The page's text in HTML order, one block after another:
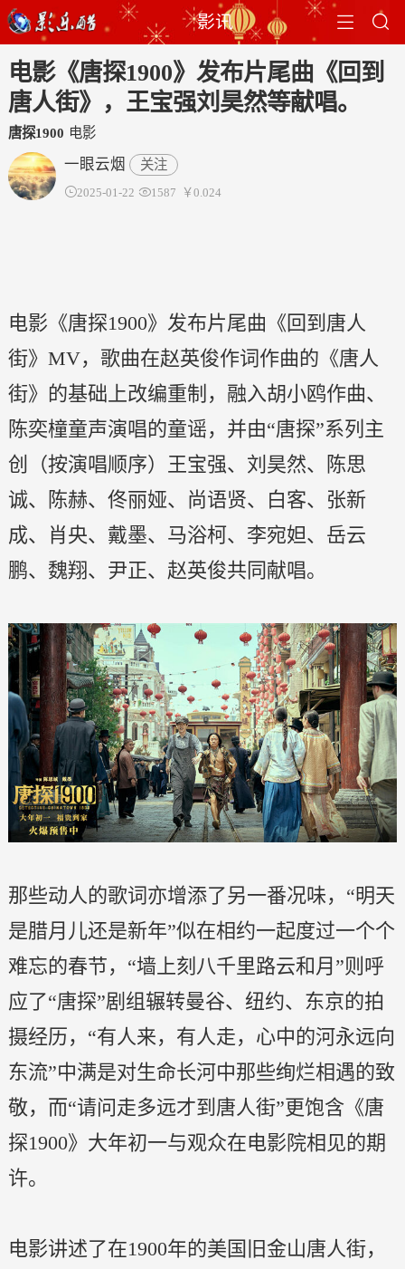
 
影讯
电影《唐探1900》发布片尾曲《回到
唐人街》，王宝强刘昊然等献唱。
唐探1900 电影
一眼云烟 关注
2025-01-22 1587 ￥0.024
电影《唐探1900》发布片尾曲《回到唐人
街》MV，歌曲在赵英俊作词作曲的《唐人
街》的基础上改编重制，融入胡小鸥作曲、
陈奕橦童声演唱的童谣，并由“唐探”系列主
创（按演唱顺序）王宝强、刘昊然、陈思
诚、陈赫、佟丽娅、尚语贤、白客、张新
成、肖央、戴墨、马浴柯、李宛妲、岳云
鹏、魏翔、尹正、赵英俊共同献唱。
那些动人的歌词亦增添了另一番况味，“明天
是腊月儿还是新年”似在相约一起度过一个个
难忘的春节，“墙上刻八千里路云和月”则呼
应了“唐探”剧组辗转曼谷、纽约、东京的拍
摄经历，“有人来，有人走，心中的河永远向
东流”中满是对生命长河中那些绚烂相遇的致
敬，而“请问走多远才到唐人街”更饱含《唐
探1900》大年初一与观众在电影院相见的期
许。
电影讲述了在1900年的美国旧金山唐人街，